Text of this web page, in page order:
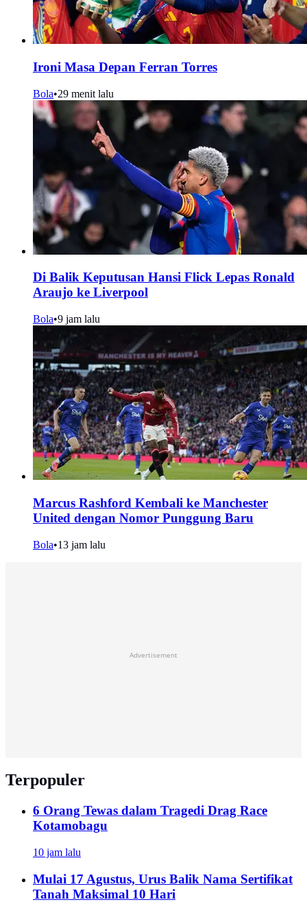
Ironi Masa Depan Ferran Torres
Bola•29 menit lalu
Di Balik Keputusan Hansi Flick Lepas Ronald
Araujo ke Liverpool
Bola•9 jam lalu
Marcus Rashford Kembali ke Manchester
United dengan Nomor Punggung Baru
Bola•13 jam lalu
Advertisement
Terpopuler
6 Orang Tewas dalam Tragedi Drag Race
Kotamobagu
10 jam lalu
Mulai 17 Agustus, Urus Balik Nama Sertifikat
Tanah Maksimal 10 Hari